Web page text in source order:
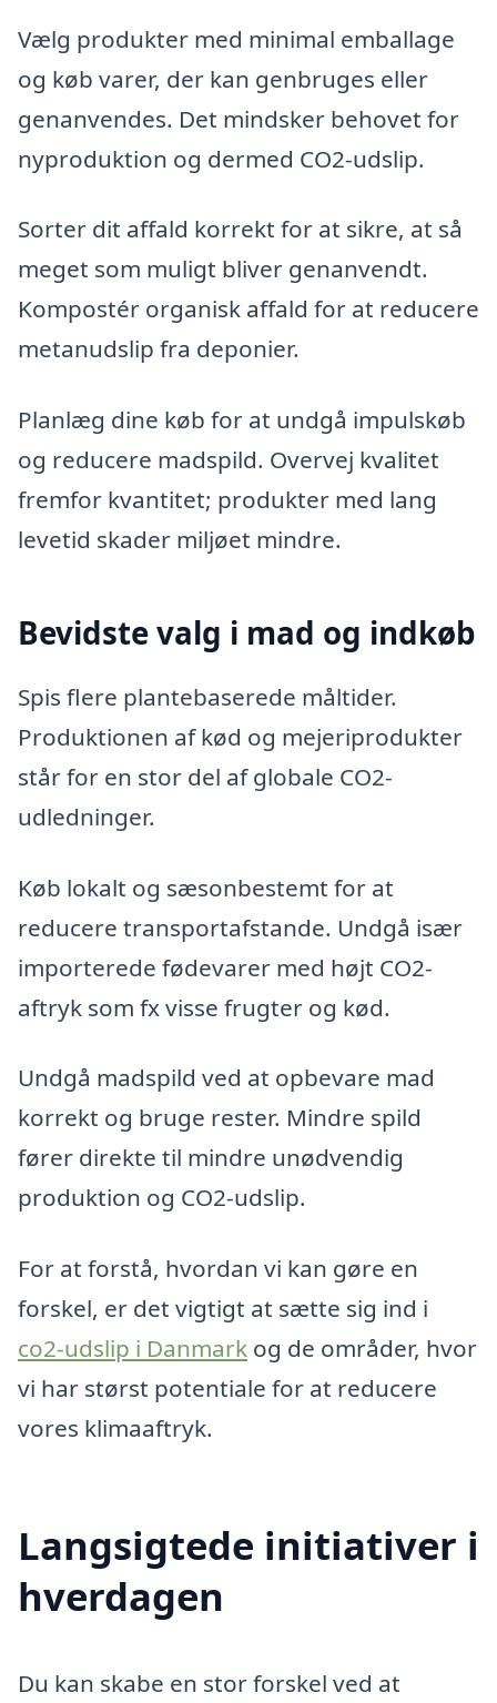
Vælg produkter med minimal emballage
og køb varer, der kan genbruges eller
genanvendes. Det mindsker behovet for
nyproduktion og dermed CO2-udslip.
Sorter dit affald korrekt for at sikre, at så
meget som muligt bliver genanvendt.
Kompostér organisk affald for at reducere
metanudslip fra deponier.
Planlæg dine køb for at undgå impulskøb
og reducere madspild. Overvej kvalitet
fremfor kvantitet; produkter med lang
levetid skader miljøet mindre.
Bevidste valg i mad og indkøb
Spis flere plantebaserede måltider.
Produktionen af kød og mejeriprodukter
står for en stor del af globale CO2-
udledninger.
Køb lokalt og sæsonbestemt for at
reducere transportafstande. Undgå især
importerede fødevarer med højt CO2-
aftryk som fx visse frugter og kød.
Undgå madspild ved at opbevare mad
korrekt og bruge rester. Mindre spild
fører direkte til mindre unødvendig
produktion og CO2-udslip.
For at forstå, hvordan vi kan gøre en
forskel, er det vigtigt at sætte sig ind i
co2-udslip i Danmark og de områder, hvor
vi har størst potentiale for at reducere
vores klimaaftryk.
Langsigtede initiativer i
hverdagen
Du kan skabe en stor forskel ved at